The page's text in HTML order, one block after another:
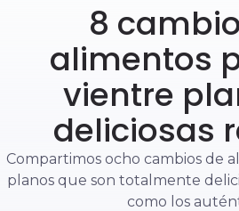
8
alimentos
vientre
deliciosas
Compartimos ocho cambios de
planos que son totalmente
como los